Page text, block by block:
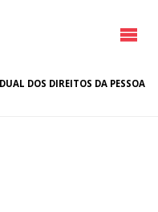
DOS DIREITOS DA PESSOA